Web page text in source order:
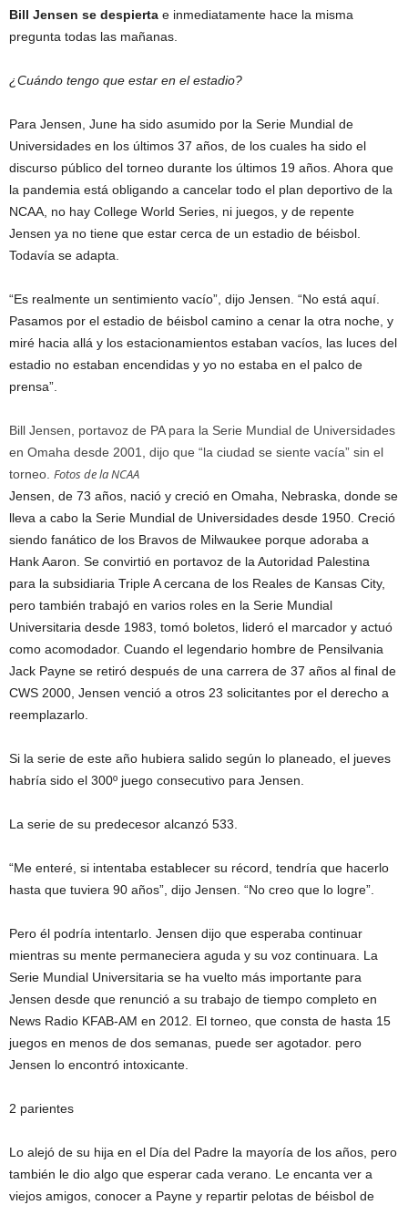
Bill Jensen se despierta e inmediatamente hace la misma
pregunta todas las mañanas.
¿Cuándo tengo que estar en el estadio?
Para Jensen, June ha sido asumido por la Serie Mundial de
Universidades en los últimos 37 años, de los cuales ha sido el
discurso público del torneo durante los últimos 19 años. Ahora que
la pandemia está obligando a cancelar todo el plan deportivo de la
NCAA, no hay College World Series, ni juegos, y de repente
Jensen ya no tiene que estar cerca de un estadio de béisbol.
Todavía se adapta.
“Es realmente un sentimiento vacío”, dijo Jensen. “No está aquí.
Pasamos por el estadio de béisbol camino a cenar la otra noche, y
miré hacia allá y los estacionamientos estaban vacíos, las luces del
estadio no estaban encendidas y yo no estaba en el palco de
prensa”.
Bill Jensen, portavoz de PA para la Serie Mundial de Universidades
en Omaha desde 2001, dijo que “la ciudad se siente vacía” sin el
torneo. Fotos de la NCAA
Jensen, de 73 años, nació y creció en Omaha, Nebraska, donde se
lleva a cabo la Serie Mundial de Universidades desde 1950. Creció
siendo fanático de los Bravos de Milwaukee porque adoraba a
Hank Aaron. Se convirtió en portavoz de la Autoridad Palestina
para la subsidiaria Triple A cercana de los Reales de Kansas City,
pero también trabajó en varios roles en la Serie Mundial
Universitaria desde 1983, tomó boletos, lideró el marcador y actuó
como acomodador. Cuando el legendario hombre de Pensilvania
Jack Payne se retiró después de una carrera de 37 años al final de
CWS 2000, Jensen venció a otros 23 solicitantes por el derecho a
reemplazarlo.
Si la serie de este año hubiera salido según lo planeado, el jueves
habría sido el 300º juego consecutivo para Jensen.
La serie de su predecesor alcanzó 533.
“Me enteré, si intentaba establecer su récord, tendría que hacerlo
hasta que tuviera 90 años”, dijo Jensen. “No creo que lo logre”.
Pero él podría intentarlo. Jensen dijo que esperaba continuar
mientras su mente permaneciera aguda y su voz continuara. La
Serie Mundial Universitaria se ha vuelto más importante para
Jensen desde que renunció a su trabajo de tiempo completo en
News Radio KFAB-AM en 2012. El torneo, que consta de hasta 15
juegos en menos de dos semanas, puede ser agotador. pero
Jensen lo encontró intoxicante.
2 parientes
Lo alejó de su hija en el Día del Padre la mayoría de los años, pero
también le dio algo que esperar cada verano. Le encanta ver a
viejos amigos, conocer a Payne y repartir pelotas de béisbol de